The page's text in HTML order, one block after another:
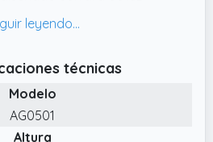
y apagar, así
la tira de luz puede lograr
de temperatura de color
diferentes necesidades
técnicas
Modelo
AG0501
Altura